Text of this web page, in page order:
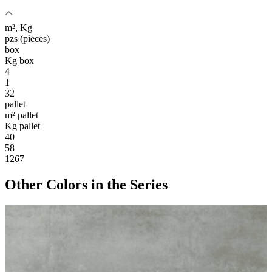
m², Kg
pzs (pieces)
box
Kg box
4
1
32
pallet
m² pallet
Kg pallet
40
58
1267
Other Colors in the Series